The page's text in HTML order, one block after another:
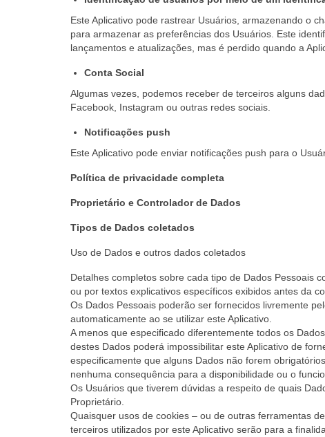
Este Aplicativo pode rastrear Usuários, armazenando o
para armazenar as preferências dos Usuários. Este
lançamentos e atualizações, mas é perdido quando a
Conta Social
Algumas vezes, podemos receber de terceiros alguns
Facebook, Instagram ou outras redes sociais.
Notificações push
Este Aplicativo pode enviar notificações push para o
Política de privacidade completa
Proprietário e Controlador de Dados
Tipos de Dados coletados
Uso de Dados e outros dados coletados
Detalhes completos sobre cada tipo de Dados Pessoais
ou por textos explicativos específicos exibidos antes da
Os Dados Pessoais poderão ser fornecidos livremente
automaticamente ao se utilizar este Aplicativo.
A menos que especificado diferentemente todos os
destes Dados poderá impossibilitar este Aplicativo de
especificamente que alguns Dados não forem
nenhuma consequência para a disponibilidade ou o
Os Usuários que tiverem dúvidas a respeito de quais
Proprietário.
Quaisquer usos de cookies – ou de outras ferramentas
terceiros utilizados por este Aplicativo serão para a